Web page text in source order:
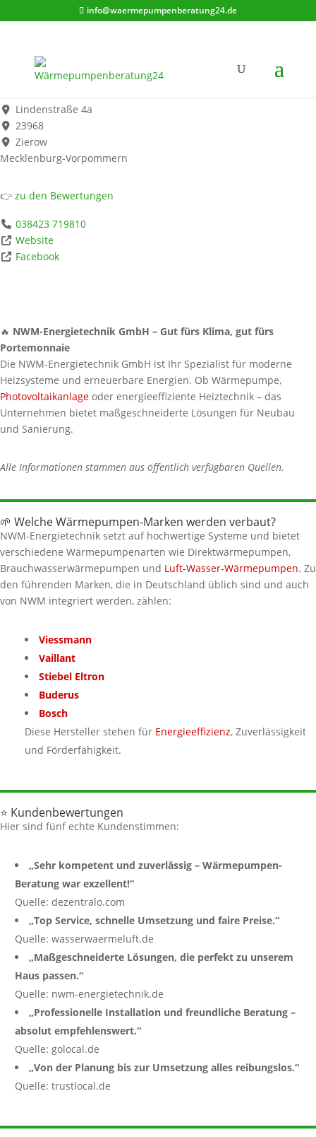
info@waermepumpenberatung24.de
NWM-Energietechnik GmbH
Werbung*
Lindenstraße 4a
23968
Zierow
Mecklenburg-Vorpommern
👉 zu den Bewertungen
038423 719810
Website
Facebook
🔥 NWM-Energietechnik GmbH – Gut fürs Klima, gut fürs
Portemonnaie
Die NWM-Energietechnik GmbH ist Ihr Spezialist für moderne
Heizsysteme und erneuerbare Energien. Ob Wärmepumpe,
Photovoltaikanlage oder energieeffiziente Heiztechnik – das
Unternehmen bietet maßgeschneiderte Lösungen für Neubau
und Sanierung.
Alle Informationen stammen aus öffentlich verfügbaren Quellen.
🌱 Welche Wärmepumpen-Marken werden verbaut?
NWM-Energietechnik setzt auf hochwertige Systeme und bietet
verschiedene Wärmepumpenarten wie Direktwärmepumpen,
Brauchwasserwärmepumpen und Luft-Wasser-Wärmepumpen. Zu
den führenden Marken, die in Deutschland üblich sind und auch
von NWM integriert werden, zählen:
Viessmann
Vaillant
Stiebel Eltron
Buderus
Bosch
Diese Hersteller stehen für Energieeffizienz, Zuverlässigkeit
und Förderfähigkeit.
⭐ Kundenbewertungen
Hier sind fünf echte Kundenstimmen:
„Sehr kompetent und zuverlässig – Wärmepumpen-
Beratung war exzellent!“
Quelle: dezentralo.com
„Top Service, schnelle Umsetzung und faire Preise.“
Quelle: wasserwaermeluft.de
„Maßgeschneiderte Lösungen, die perfekt zu unserem
Haus passen.“
Quelle: nwm-energietechnik.de
„Professionelle Installation und freundliche Beratung –
absolut empfehlenswert.“
Quelle: golocal.de
„Von der Planung bis zur Umsetzung alles reibungslos.“
Quelle: trustlocal.de